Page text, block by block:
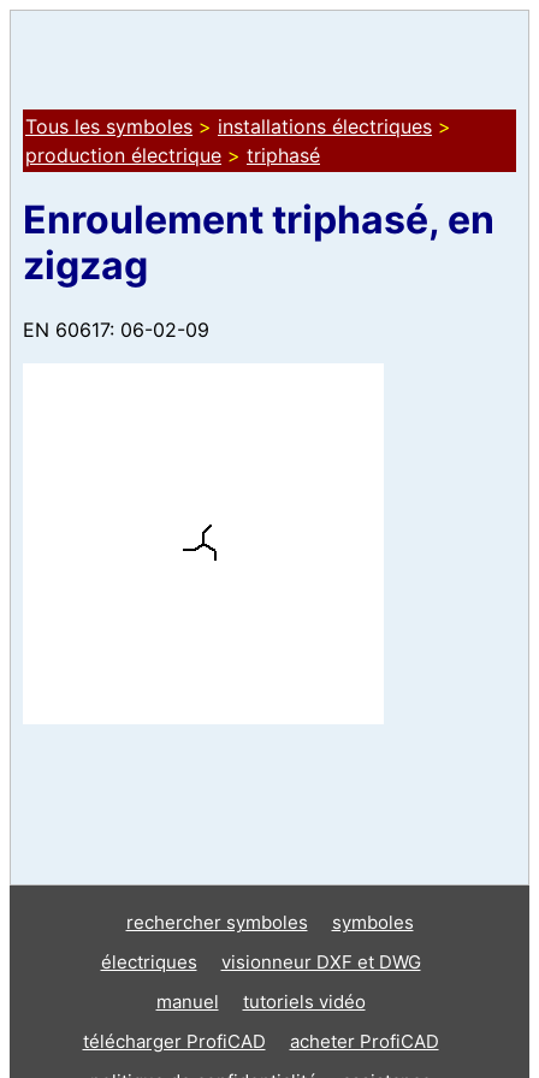
Tous les symboles > installations électriques >
production électrique > triphasé
Enroulement triphasé, en
zigzag
EN 60617: 06-02-09
rechercher symboles
symboles
électriques
visionneur DXF et DWG
manuel
tutoriels vidéo
télécharger ProfiCAD
acheter ProfiCAD